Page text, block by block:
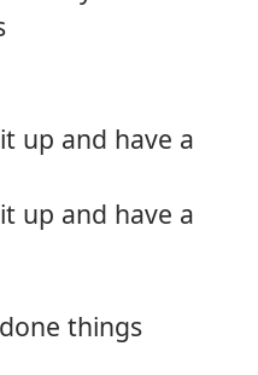
up and have a
up and have a
things